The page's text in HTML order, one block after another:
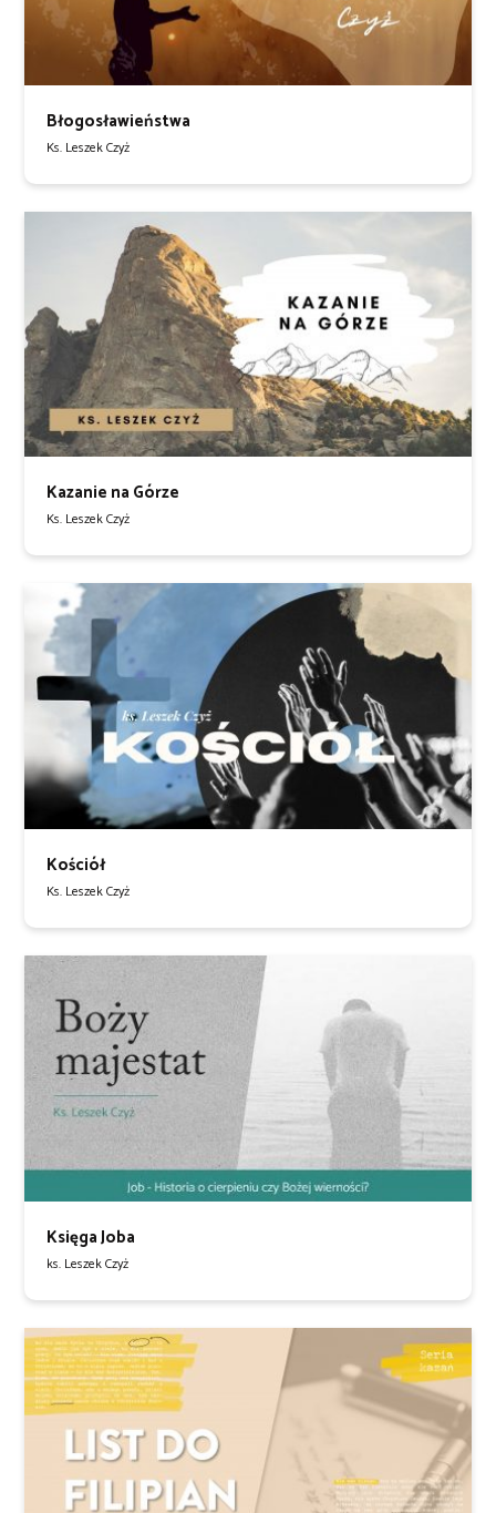
Błogosławieństwa
Ks. Leszek Czyż
Kazanie na Górze
Ks. Leszek Czyż
Kościół
Ks. Leszek Czyż
Księga Joba
ks. Leszek Czyż